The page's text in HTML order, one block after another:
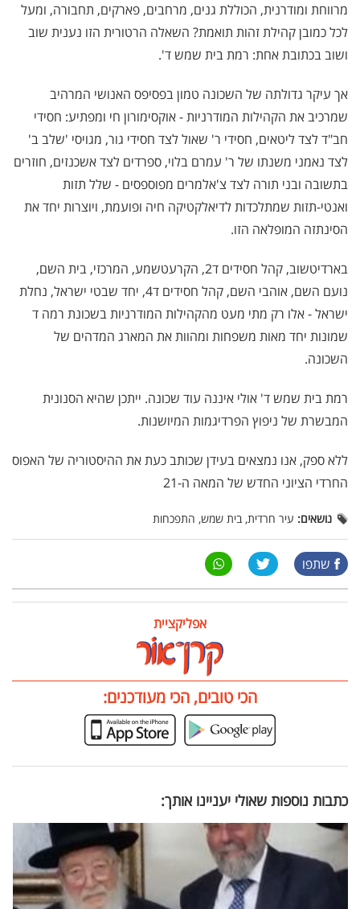
מרווחת ומודרנית, הכוללת גנים, מרחבים, פארקים, תחבורה, ומעל
לכל כמובן קהילת זהות תואמת? השאלה הרטורית הזו נענית שוב
ושוב בכתובת אחת: רמת בית שמש ד'.
אך עיקר גדולתה של השכונה טמון בפסיפס האנושי המרהיב
שמרכיב את הקהילות המודרניות - אוקסימורון חי ומפתיע: חסידי
חב"ד לצד ליטאים, חסידי ר' שאול לצד חסידי גור, מגויסי 'שלב ב'
לצד נאמני משנתו של ר' עמרם בלוי, ספרדים לצד אשכנזים, חוזרים
בתשובה ובני תורה לצד צ'אלמרים מפוספסים - שלל תזות
ואנטי-תזות שמתלכדות לדיאלקטיקה חיה ופועמת, ויוצרות יחד את
הסינתזה המופלאה הזו.
בארדיטשוב, קהל חסידים ד2, הקרעטשמע, המרכזי, בית השם,
נועם השם, אוהבי השם, קהל חסידים ד4, יחד שבטי ישראל, נחלת
ישראל - אלו רק מתי מעט מהקהילות המודרניות בשכונת רמה ד
שמונות יחד מאות משפחות ומהוות את המארג המדהים של
השכונה.
רמת בית שמש ד' אולי איננה עוד שכונה. ייתכן שהיא הסנונית
המבשרת של ניפוץ הפרדיגמות המיושנות.
ללא ספק, אנו נמצאים בעידן שכותב כעת את ההיסטוריה של האפוס
החרדי הציוני החדש של המאה ה-21
נושאים: עיר חרדית, בית שמש, התפכחות
שתפו
אפליקציית
הכי טובים, הכי מעודכנים:
כתבות נוספות שאולי יעניינו אותך: